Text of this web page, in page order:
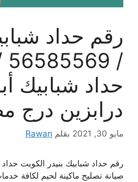
رقم حداد
حداد شبابيك
درابزين درج
مايو 30, 2021 بقلم Rawan
رقم حداد شبابيك بنيدر الكويت
صيانة تصليح ماكينة لحيم لكافة